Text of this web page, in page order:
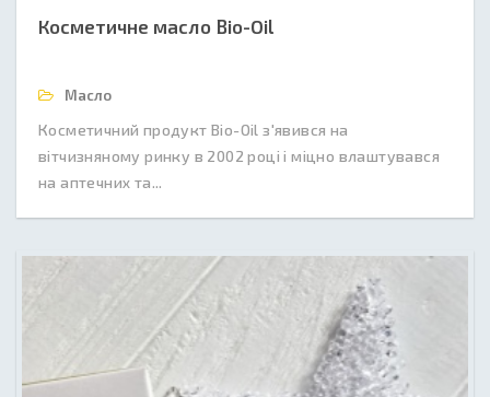
Косметичне масло Bio-Oil
Масло
Косметичний продукт Bio-Oil з'явився на
вітчизняному ринку в 2002 році і міцно влаштувався
на аптечних та...